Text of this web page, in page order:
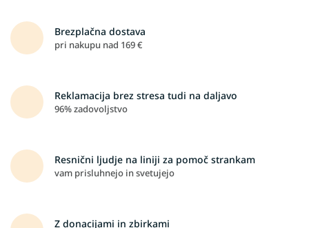
Brezplačna dostava
pri nakupu nad 169 €
Reklamacija brez stresa tudi na daljavo
96% zadovoljstvo
Resnični ljudje na liniji za pomoč strankam
vam prisluhnejo in svetujejo
Z donacijami in zbirkami